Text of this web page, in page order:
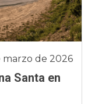
Santa en
marzo de 2026